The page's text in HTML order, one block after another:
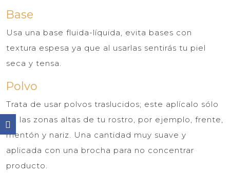
Base
Usa una base fluida-líquida, evita bases con
textura espesa ya que al usarlas sentirás tu piel
seca y tensa.
Polvo
Trata de usar polvos traslucidos; este aplícalo sólo
en las zonas altas de tu rostro, por ejemplo, frente,
mentón y nariz. Una cantidad muy suave y
aplicada con una brocha para no concentrar
producto.